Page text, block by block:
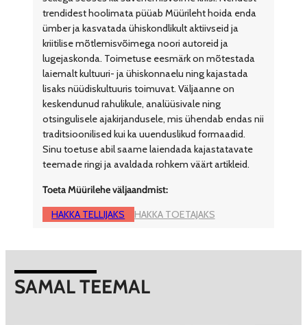
trendidest hoolimata püüab Müürileht hoida enda
ümber ja kasvatada ühiskondlikult aktiivseid ja
kriitilise mõtlemisvõimega noori autoreid ja
lugejaskonda. Toimetuse eesmärk on mõtestada
laiemalt kultuuri- ja ühiskonnaelu ning kajastada
lisaks nüüdiskultuuris toimuvat. Väljaanne on
keskendunud rahulikule, analüüsivale ning
otsingulisele ajakirjandusele, mis ühendab endas nii
traditsioonilised kui ka uuenduslikud formaadid.
Sinu toetuse abil saame laiendada kajastatavate
teemade ringi ja avaldada rohkem väärt artikleid.
Toeta Müürilehe väljaandmist:
HAKKA TELLIJAKS HAKKA TOETAJAKS
SAMAL TEEMAL